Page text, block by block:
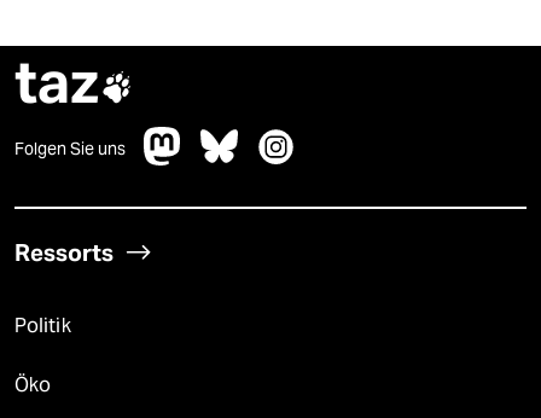
taz
Folgen Sie uns
Ressorts
Politik
Öko